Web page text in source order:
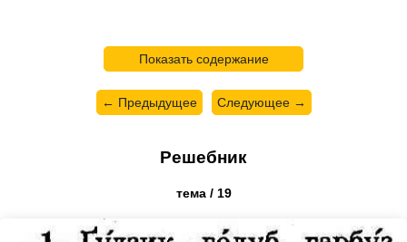
Показать содержание
← Предыдущее Следующее →
Решебник
тема / 19